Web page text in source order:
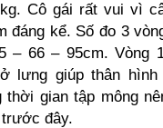
Cô gái rất vui vì
đáng kể. Số đo 3
– 66 – 95cm. Vòng
lưng giúp thân hình
thời gian tập mông
đây.